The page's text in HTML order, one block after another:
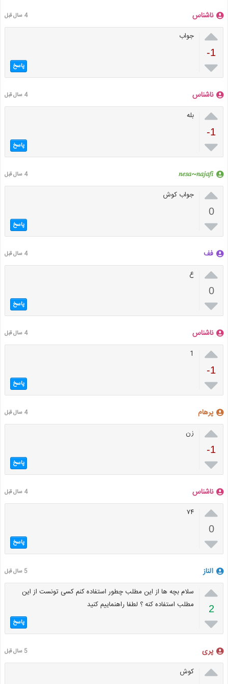
ناشناس 4 سال قبل

-1

جواب
پاسخ
ناشناس 4 سال قبل

-1

بله
پاسخ
𝑛𝑒𝑠𝑎~𝑛𝑎𝑗𝑎𝑓𝑖 4 سال قبل

0

جواب کوش
پاسخ
فف 4 سال قبل

0

ع
پاسخ
ناشناس 4 سال قبل

-1

1
پاسخ
پرهام 4 سال قبل

-1

زن
پاسخ
ناشناس 4 سال قبل

0

۷۴
پاسخ
الناز 5 سال قبل

2

سلام بچه ها از این مطلب چطور استفاده کنم کسی تونست از این
مطلب استفاده کنه ؟ لطفا راهنماییم کنید
پاسخ
پری 5 سال قبل
 کوش